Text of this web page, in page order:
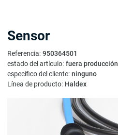
Sensor
Referencia: 950364501
estado del artículo: fuera producción
específico del cliente: ninguno
Línea de producto: Haldex